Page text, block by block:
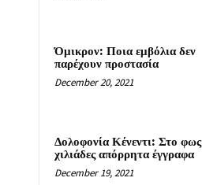
Όμικρον: Ποια εμβόλια δεν
παρέχουν προστασία
December 20, 2021
Δολοφονία Κένεντι: Στο φως
χιλιάδες απόρρητα έγγραφα
December 19, 2021